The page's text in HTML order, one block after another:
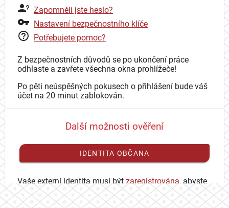
Zapomněli jste heslo?
Nastavení bezpečnostního klíče
Potřebujete pomoc?
Z bezpečnostních důvodů se po ukončení práce
odhlaste a zavřete všechna okna prohlížeče!
Po pěti neúspěšných pokusech o přihlášení bude váš
účet na 20 minut zablokován.
Další možnosti ověření
IDENTITA OBČANA
Vaše externí identita musí být zaregistrována, abyste
se mohli přihlásit ke svému CAS účtu.